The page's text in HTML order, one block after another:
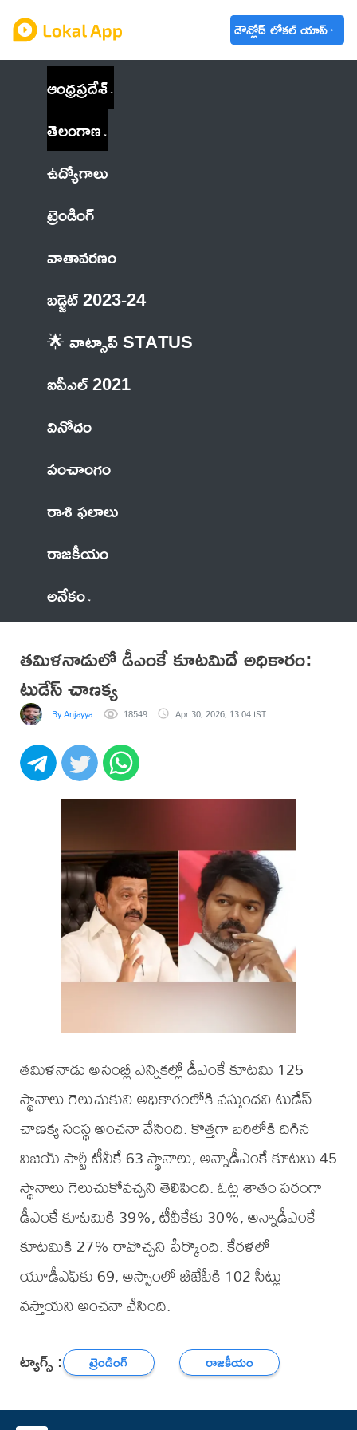
డౌన్లోడ్ లోకల్ యాప్
ఆంధ్రప్రదేశ్
తెలంగాణ
ఉద్యోగాలు
ట్రెండింగ్
వాతావరణం
బడ్జెట్ 2023-24
🌟 వాట్సాప్ STATUS
ఐపీఎల్ 2021
వినోదం
పంచాంగం
రాశి ఫలాలు
రాజకీయం
అనేకం
తమిళనాడులో డీఎంకే కూటమిదే అధికారం:
టుడేస్‌ చాణక్య
By Anjayya 18549 Apr 30, 2026, 13:04 IST
తమిళనాడు అసెంబ్లీ ఎన్నికల్లో డీఎంకే కూటమి 125
స్థానాలు గెలుచుకుని అధికారంలోకి వస్తుందని టుడేస్‌
చాణక్య సంస్థ అంచనా వేసింది. కొత్తగా బరిలోకి దిగిన
విజయ్‌ పార్టీ టీవీకే 63 స్థానాలు, అన్నాడీఎంకే కూటమి 45
స్థానాలు గెలుచుకోవచ్చని తెలిపింది. ఓట్ల శాతం పరంగా
డీఎంకే కూటమికి 39%, టీవీకేకు 30%, అన్నాడీఎంకే
కూటమికి 27% రావొచ్చని పేర్కొంది. కేరళలో
యూడీఎఫ్‌కు 69, అస్సాంలో బీజేపీకి 102 సీట్లు
వస్తాయని అంచనా వేసింది.
ట్యాగ్స్ : ట్రెండింగ్ రాజకీయం